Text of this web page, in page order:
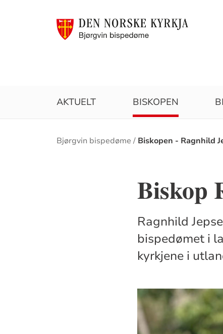
AKTUELT BISKOPEN
Brødsmulesti
Bjørgvin bispedøme Biskopen - Ragnhild
Biskop
Ragnhild
bispedømet i
kyrkjene i